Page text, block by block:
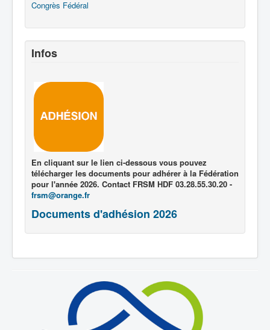
Congrès Fédéral
Infos
En cliquant sur le lien ci-dessous vous pouvez
télécharger les documents pour adhérer à la Fédération
pour l'année 2026. Contact FRSM HDF 03.28.55.30.20 -
frsm@orange.fr
Documents d'adhésion 2026